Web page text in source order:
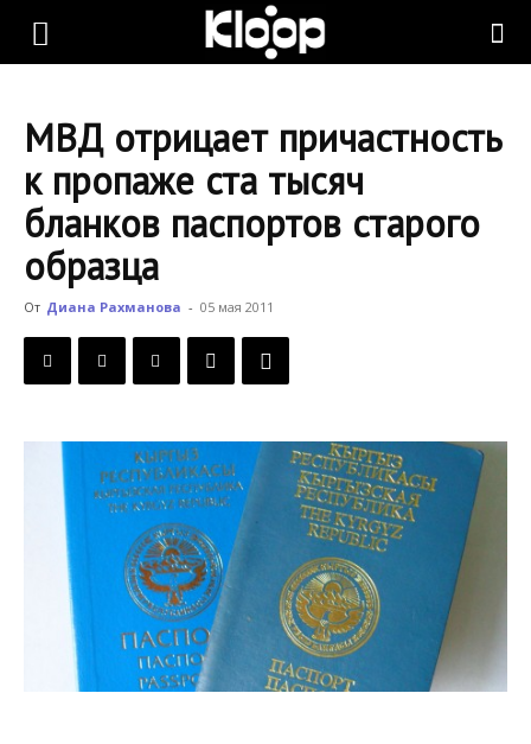
KLOOP.KG
Новости
Кыргызстана
МВД отрицает причастность
к пропаже ста тысяч
бланков паспортов старого
образца
От Диана Рахманова - 05 мая 2011